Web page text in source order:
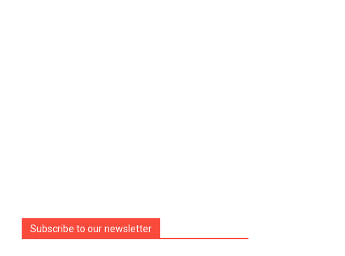
Subscribe to our newsletter